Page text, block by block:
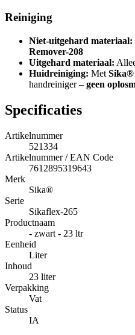
Reiniging
Niet-uitgehard materiaal:
Remover-208
Uitgehard materiaal:
Huidreiniging: Met Sika®
handreiniger – geen
Specificaties
Artikelnummer
521334
Artikelnummer / EAN Code
7612895319643
Merk
Sika®
Serie
Sikaflex-265
Productnaam
- zwart - 23 ltr
Eenheid
Liter
Inhoud
23 liter
Verpakking
Vat
Status
IA